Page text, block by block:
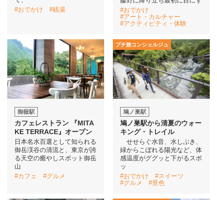
駅から 探す
#おでかけ
#銭湯
#おでかけ
#アート・カルチャー
#アクティビティ・体験
御嶽駅
カフェレストラン 『MITA
KE TERRACE』オープン
日本名水百選として知られる
御岳渓谷の清流と、東京が誇
る天空の癒やしスポット御岳
山
#カフェ
#グルメ
プチ旅コンシェルジュ
鳩ノ巣駅
鳩ノ巣駅から清夏のウォー
キング・トレイル
せせらぐ水音、水しぶき、
緑からこぼれる陽光など、体
感温度がググッと下がるスポ
ッ
#おでかけ
#スイーツ
#グルメ
#景色